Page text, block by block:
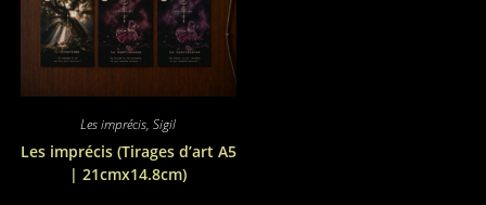
page
du
produit
Les imprécis,Sigil
Les imprécis (Tirages d’art A5
| 21cmx14.8cm)